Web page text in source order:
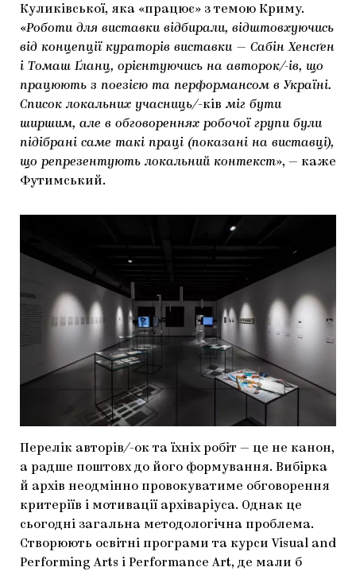
Куликівської, яка «працює» з темою Криму.
«Роботи для виставки відбирали, відштовхуючись
від концепції кураторів виставки — Сабін Хенсґен
і Томаш Ґланц, орієнтуючись на авторок/-ів, що
працюють з поезією та перформансом в Україні.
Список локальних учасниць/-ків міг бути
ширшим, але в обговореннях робочої групи були
підібрані саме такі праці (показані на виставці),
що репрезентують локальний контекст», — каже
Футимський.
Перелік авторів/-ок та їхніх робіт — це не канон,
а радше поштовх до його формування. Вибірка
й архів неодмінно провокуватиме обговорення
критеріїв і мотивації архіваріуса. Однак це
сьогодні загальна методологічна проблема.
Створюють освітні програми та курси Visual and
Performing Arts і Performance Art, де мали б